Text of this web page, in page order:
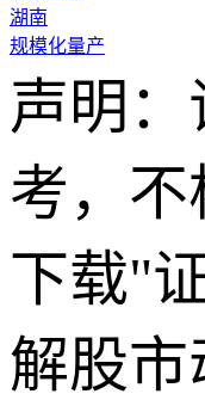
湖南
规模化量产
声明
考，
下载"
解股